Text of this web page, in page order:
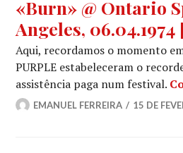
«Burn» @ Ontario
Angeles, 06.04.1974
Aqui, recordamos o momento
PURPLE estabeleceram o
assistência paga num festival.
EMANUEL FERREIRA 15 DE